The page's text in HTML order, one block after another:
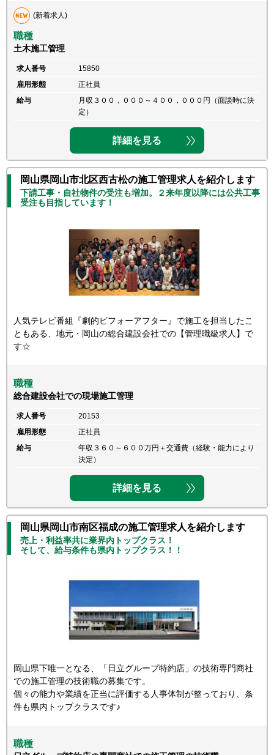
(新着求人)
職種
土木施工管理
求人番号
15850
雇用形態
正社員
給与
月収３００，０００～４００，０００円（面談時に決
定）
詳細を見る
岡山県岡山市北区西古松の施工管理求人を紹介します
下請工事・自社物件の受注も増加。２来年度以降には公共工事
受注も目指しています！
人気テレビ番組『劇的ビフォーアフター』で施工を担当したこ
ともある、地元・岡山の総合建設会社での【管理職級求人】で
す☆
職種
総合建設会社での現場施工管理
求人番号
20153
雇用形態
正社員
給与
年収３６０～６００万円＋交通費（経験・能力により
決定）
詳細を見る
岡山県岡山市南区福成の施工管理求人を紹介します
売上・利益率共に業界内トップクラス！
そして、給与条件も県内トップクラス！！
岡山県下唯一となる、「日立グループ特約店」の技術専門商社
での施工管理の技術職の募集です。
個々の能力や業績を正当に評価する人事体制が整っており、条
件も県内トップクラスです♪
職種